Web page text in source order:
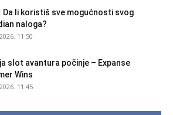
Da li koristiš sve mogućnosti svog
naloga?
11:50
slot avantura počinje – Expanse
Wins
11:45